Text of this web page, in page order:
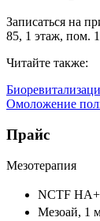
Записаться на
85, 1 этаж, пом.
Читайте также:
Омоложение
Прайс
Мезотерапия
NCTF
Мезоай, 1